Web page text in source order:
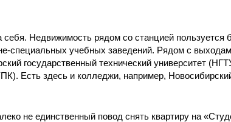
себя. Недвижимость рядом со станцией пользуется
специальных учебных заведений. Рядом с
государственный технический университет
Есть здесь и колледжи, например,
не единственный повод снять квартиру на